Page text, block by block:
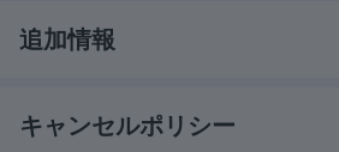
追加情報
キャンセルポリシー